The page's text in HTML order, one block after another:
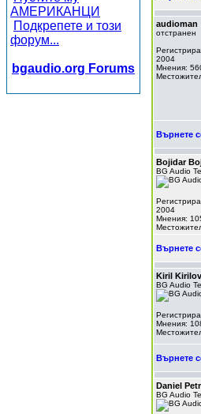
АМЕРИКАНЦИ
Подкрепете и този
форум...
bgaudio.org Forums
audioman
отстранен
2004
Мнения:
Върнете
Bojidar
BG Audio
2004
Мнения:
Върнете
Kiril Kirilov
BG Audio
Мнения:
Върнете
Daniel
BG Audio